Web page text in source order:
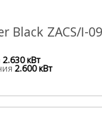
Black ZACS/I-
2.630 кВт
2.600 кВт